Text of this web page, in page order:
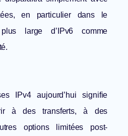
en particulier dans le
large d’IPv6 comme
.
IPv4 aujourd’hui signifie
à des transferts, à des
options limitées post-